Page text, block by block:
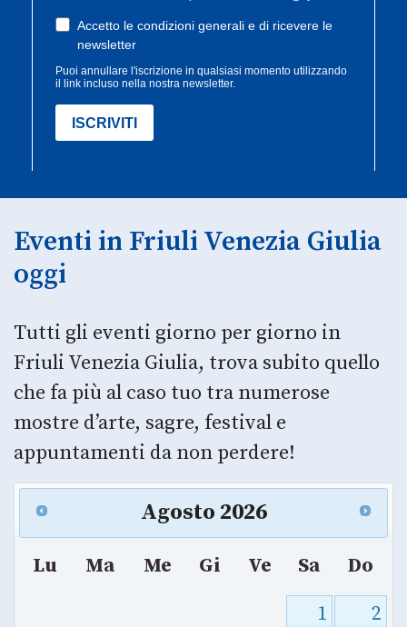
Eventi in Friuli Venezia Giulia
oggi
Tutti gli eventi giorno per giorno in
Friuli Venezia Giulia, trova subito quello
che fa più al caso tuo tra numerose
mostre d’arte, sagre, festival e
appuntamenti da non perdere!
Agosto 2026
Lu Ma Me Gi Ve Sa
Do
1
2